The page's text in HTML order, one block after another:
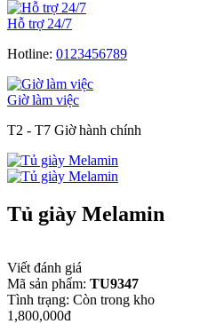
Hỗ trợ 24/7
Hotline: 0123456789
Giờ làm việc
T2 - T7 Giờ hành chính
Tủ giày Melamin
Viết đánh giá
Mã sản phẩm: TU9347
Tình trạng: Còn trong kho
1,800,000đ